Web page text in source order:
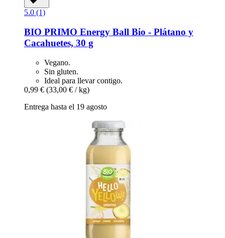
5.0 (1)
BIO PRIMO Energy Ball Bio -​ Plátano y
Cacahuetes, 30 g
Vegano.
Sin gluten.
Ideal para llevar contigo.
0,99 € (33,00 € / kg)
Entrega hasta el 19 agosto